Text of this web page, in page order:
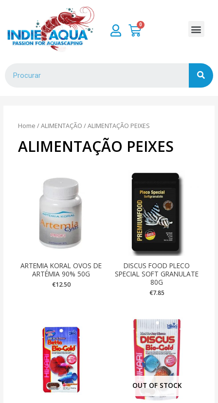
Home /ALIMENTAÇÃO / ALIMENTAÇÃO PEIXES
ALIMENTAÇÃO PEIXES
ARTEMIA KORAL OVOS DE
ARTÉMIA 90% 50G
€12.50
DISCUS FOOD PLECO
SPECIAL SOFT GRANULATE
80G
€7.85
OUT OF STOCK